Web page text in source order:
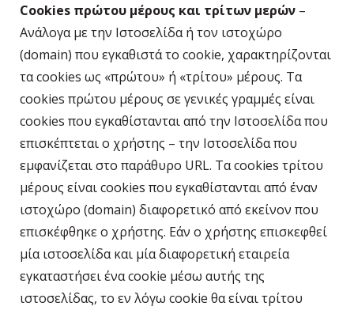
Cookies πρώτου μέρους και τρίτων μερών –
Ανάλογα με την Ιστοσελίδα ή τον ιστοχώρο
(domain) που εγκαθιστά το cookie, χαρακτηρίζονται
τα cookies ως «πρώτου» ή «τρίτου» μέρους. Τα
cookies πρώτου μέρους σε γενικές γραμμές είναι
cookies που εγκαθίστανται από την Ιστοσελίδα που
επισκέπτεται ο χρήστης – την Ιστοσελίδα που
εμφανίζεται στο παράθυρο URL. Τα cookies τρίτου
μέρους είναι cookies που εγκαθίστανται από έναν
ιστοχώρο (domain) διαφορετικό από εκείνον που
επισκέφθηκε ο χρήστης. Εάν ο χρήστης επισκεφθεί
μία ιστοσελίδα και μία διαφορετική εταιρεία
εγκαταστήσει ένα cookie μέσω αυτής της
ιστοσελίδας, το εν λόγω cookie θα είναι τρίτου